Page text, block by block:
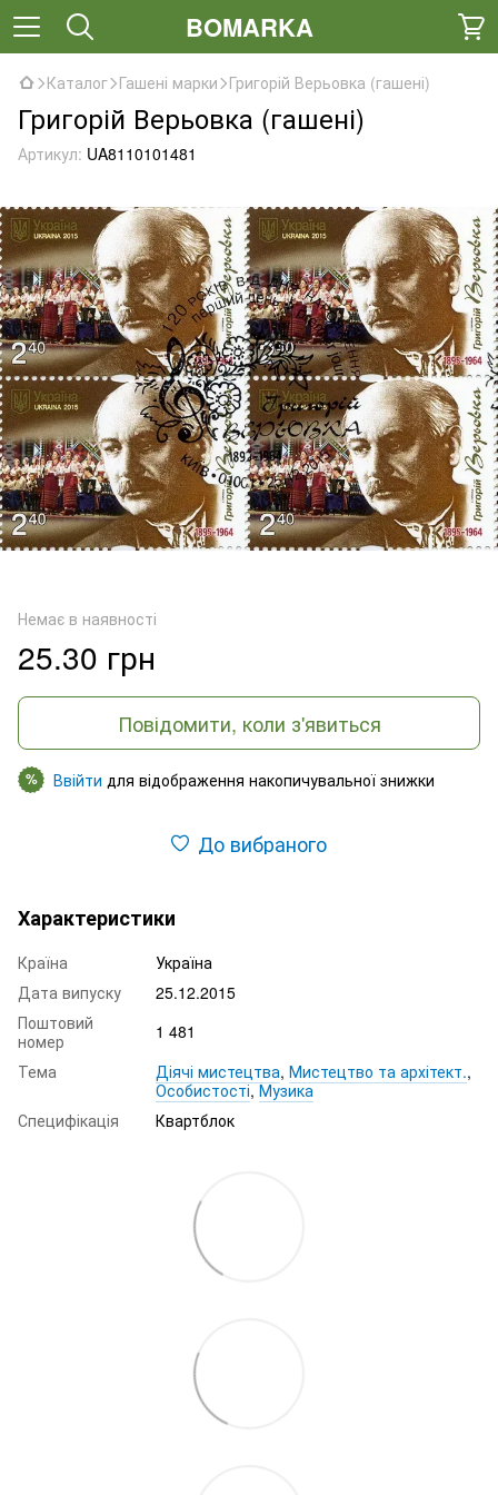
BOMARKA
Каталог Гашені марки Григорій Верьовка (гашені)
Григорій Верьовка (гашені)
Артикул: UA8110101481
Немає в наявності
25.30 грн
Повідомити, коли з'явиться
% Ввійти для відображення накопичувальної знижки
До вибраного
Характеристики
Країна
Україна
Дата випуску
25.12.2015
Поштовий
номер
1 481
Тема
Діячі мистецтва, Мистецтво та архітект.,
Особистості,Музика
Специфікація
Квартблок